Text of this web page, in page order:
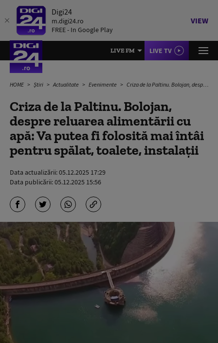
Digi24
m.digi24.ro
FREE - In Google Play
VIEW
LIVE FM LIVE TV
HOME Știri Actualitate Evenimente Criza de la Paltinu. Bolojan, despre reluarea alimentării cu apă: Va putea fi folosită mai întâi pentru spălat, toalete, instalații
Criza de la Paltinu. Bolojan,
despre reluarea alimentării cu
apă: Va putea fi folosită mai întâi
pentru spălat, toalete, instalații
Data actualizării:05.12.2025 17:29
Data publicării:05.12.2025 15:56